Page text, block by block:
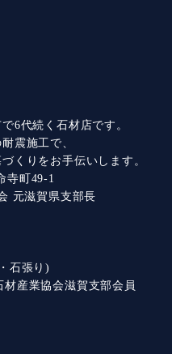
6代続く石材店です。
震施工で、
くりをお手伝いします。
寺町49-1
元滋賀県支部長
石張り)
産業協会滋賀支部会員